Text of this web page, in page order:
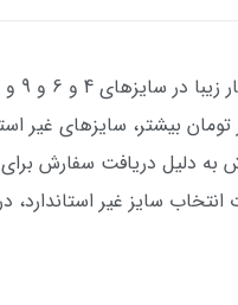
شما نسبت به اندازه های استاندارد کمی بزرگتر یا کوچکتر باشند، می توانید در قبال
سفارش، 15 روز کاری می باشد. کاورهای فرش به دلیل
سایز غیر